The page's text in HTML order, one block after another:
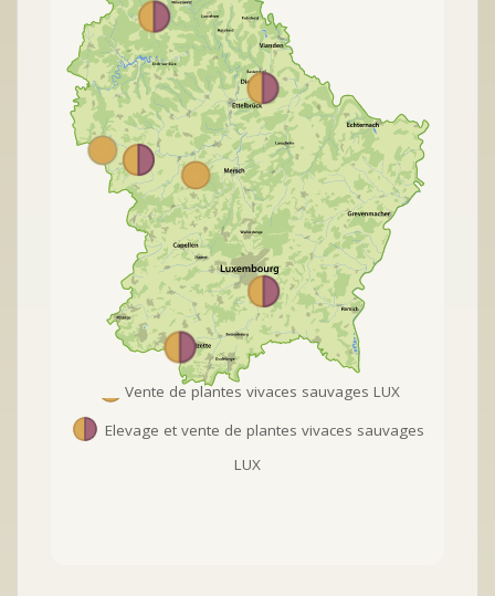
Vente de plantes vivaces sauvages LUX
Elevage et vente de plantes vivaces sauvages
LUX